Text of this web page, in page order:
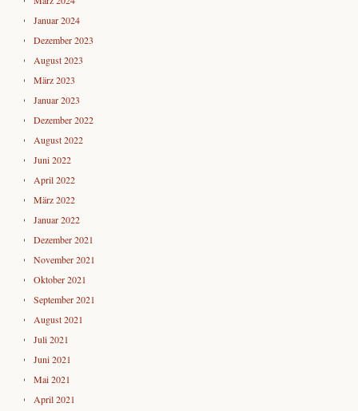
Januar 2024
Dezember 2023
August 2023
März 2023
Januar 2023
Dezember 2022
August 2022
Juni 2022
April 2022
März 2022
Januar 2022
Dezember 2021
November 2021
Oktober 2021
September 2021
August 2021
Juli 2021
Juni 2021
Mai 2021
April 2021